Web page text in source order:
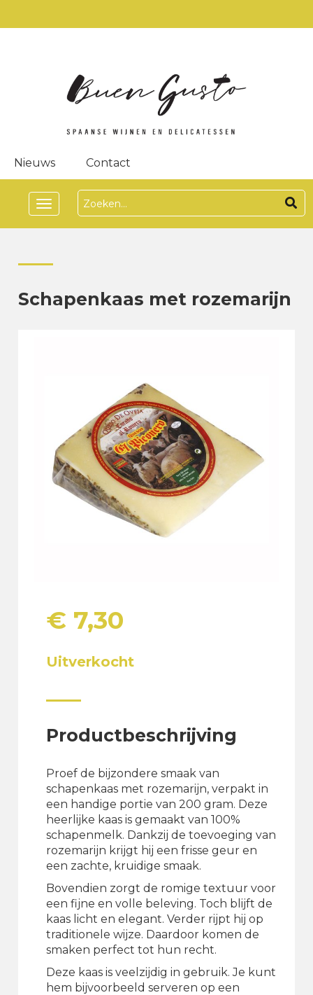
Nieuws Contact
Toggle
Schapenkaas met rozemarijn
€ 7,30
Uitverkocht
Productbeschrijving
Proef de bijzondere smaak van
schapenkaas met rozemarijn, verpakt in
een handige portie van 200 gram. Deze
heerlijke kaas is gemaakt van 100%
schapenmelk. Dankzij de toevoeging van
rozemarijn krijgt hij een frisse geur en
een zachte, kruidige smaak.
Bovendien zorgt de romige textuur voor
een fijne en volle beleving. Toch blijft de
kaas licht en elegant. Verder rijpt hij op
traditionele wijze. Daardoor komen de
smaken perfect tot hun recht.
Deze kaas is veelzijdig in gebruik. Je kunt
hem bijvoorbeeld serveren op een